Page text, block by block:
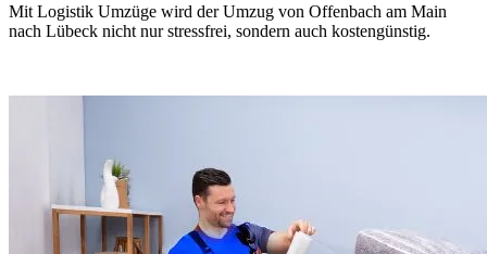
Mit Logistik Umzüge wird der Umzug von Offenbach am Main
nach Lübeck nicht nur stressfrei, sondern auch kostengünstig.